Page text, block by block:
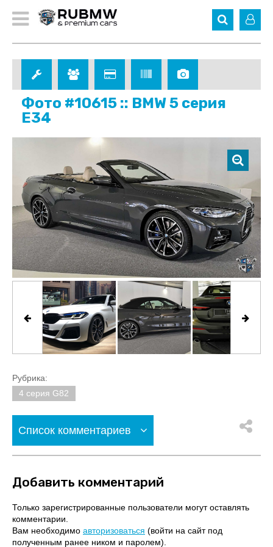
Фото #10615 :: BMW 5 серия
E34
Рубрика:
4 серия G82
Список комментариев
Добавить комментарий
Только зарегистрированные пользователи могут оставлять
комментарии.
Вам необходимо авторизоваться (войти на сайт под
полученным ранее ником и паролем).